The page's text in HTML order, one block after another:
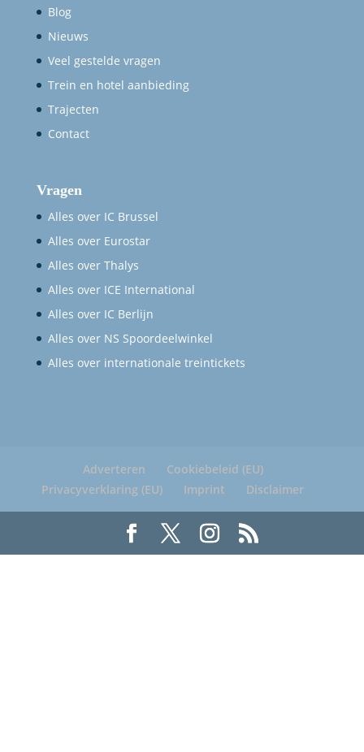
Blog
Nieuws
Veel gestelde vragen
Trein en hotel aanbieding
Trajecten
Contact
Vragen
Alles over IC Brussel
Alles over Eurostar
Alles over Thalys
Alles over ICE International
Alles over IC Berlijn
Alles over NS Spoordeelwinkel
Alles over internationale treintickets
Adverteren
Cookiebeleid (EU)
Privacyverklaring (EU)
Imprint Disclaimer